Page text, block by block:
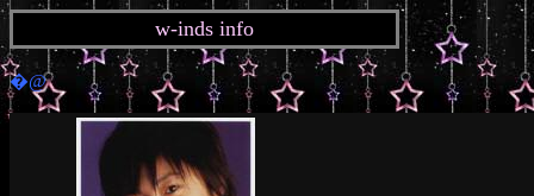
w-inds info
�@